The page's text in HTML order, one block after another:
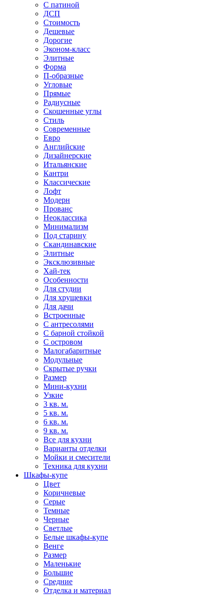
С патиной
ДСП
Стоимость
Дешевые
Дорогие
Эконом-класс
Элитные
Форма
П-образные
Угловые
Прямые
Радиусные
Скошенные углы
Стиль
Современные
Евро
Английские
Дизайнерские
Итальянские
Кантри
Классические
Лофт
Модерн
Прованс
Неоклассика
Минимализм
Под старину
Скандинавские
Элитные
Эксклюзивные
Хай-тек
Особенности
Для студии
Для хрущевки
Для дачи
Встроенные
С антресолями
С барной стойкой
С островом
Малогабаритные
Модульные
Скрытые ручки
Размер
Мини-кухни
Узкие
3 кв. м.
5 кв. м.
6 кв. м.
9 кв. м.
Все для кухни
Варианты отделки
Мойки и смесители
Техника для кухни
Шкафы-купе
Цвет
Коричневые
Серые
Темные
Черные
Светлые
Белые шкафы-купе
Венге
Размер
Маленькие
Большие
Средние
Отделка и материал